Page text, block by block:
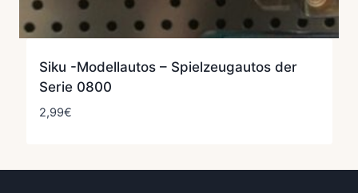
Siku -Modellautos – Spielzeugautos der
Serie 0800
2,99€